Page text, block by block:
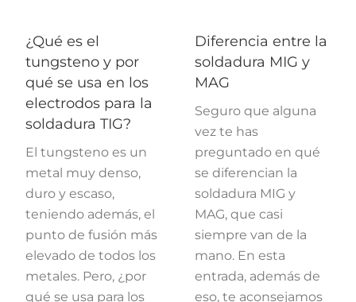
¿Qué es el
tungsteno y por
qué se usa en los
electrodos para la
soldadura TIG?
El tungsteno es un
metal muy denso,
duro y escaso,
teniendo además, el
punto de fusión más
elevado de todos los
metales. Pero, ¿por
qué se usa para los
Diferencia entre la
soldadura MIG y
MAG
Seguro que alguna
vez te has
preguntado en qué
se diferencian la
soldadura MIG y
MAG, que casi
siempre van de la
mano. En esta
entrada, además de
eso, te aconsejamos